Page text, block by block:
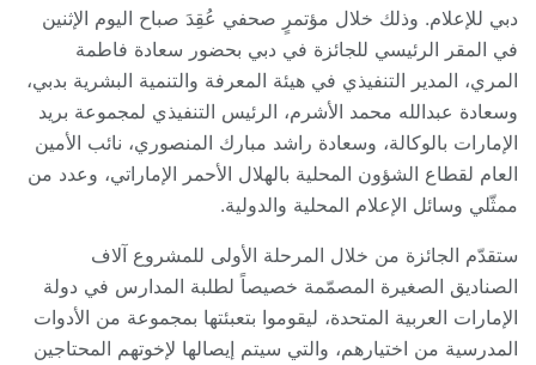
دبي للإعلام. وذلك خلال مؤتمرٍ صحفي عُقِدَ صباح اليوم الإثنين
في المقر الرئيسي للجائزة في دبي بحضور سعادة فاطمة
المري، المدير التنفيذي في هيئة المعرفة والتنمية البشرية بدبي،
وسعادة عبدالله محمد الأشرم، الرئيس التنفيذي لمجموعة بريد
الإمارات بالوكالة، وسعادة راشد مبارك المنصوري، نائب الأمين
العام لقطاع الشؤون المحلية بالهلال الأحمر الإماراتي، وعدد من
ممثّلي وسائل الإعلام المحلية والدولية.
ستقدّم الجائزة من خلال المرحلة الأولى للمشروع آلاف
الصناديق الصغيرة المصمّمة خصيصاً لطلبة المدارس في دولة
الإمارات العربية المتحدة، ليقوموا بتعبئتها بمجموعة من الأدوات
المدرسية من اختيارهم، والتي سيتم إيصالها لإخوتهم المحتاجين